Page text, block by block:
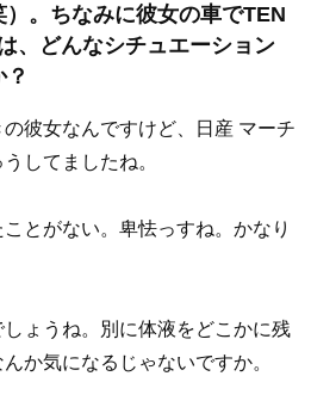
。ちなみに彼女の車でTEN
、どんなシチュエーション
彼女なんですけど、日産 マーチ
してましたね。
とがない。卑怯っすね。かなり
ょうね。別に体液をどこかに残
か気になるじゃないですか。